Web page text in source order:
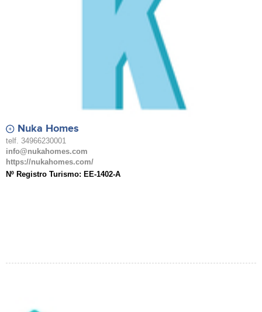
Nuka Homes
telf. 34966230001
info@nukahomes.com
https://nukahomes.com/
Nº Registro Turismo: EE-1402-A